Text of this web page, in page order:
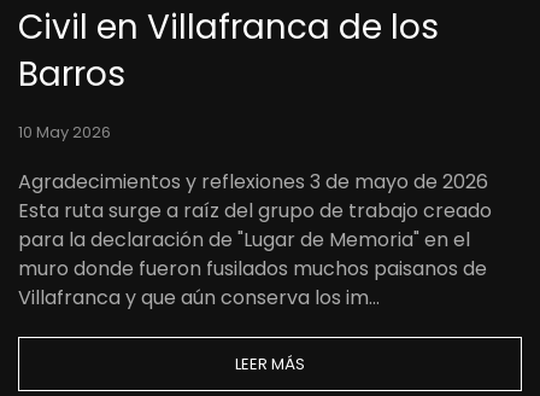
Civil en Villafranca de los
Barros
10 May 2026
Agradecimientos y reflexiones 3 de mayo de 2026
Esta ruta surge a raíz del grupo de trabajo creado
para la declaración de "Lugar de Memoria" en el
muro donde fueron fusilados muchos paisanos de
Villafranca y que aún conserva los im…
LEER MÁS